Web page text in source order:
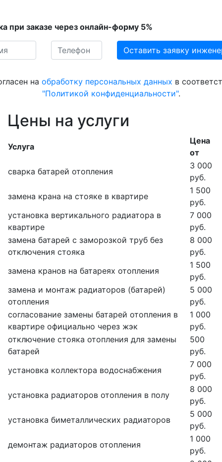
при заказе через онлайн-форму 5%
на обработку персональных данных в
"Политикой конфиденциальности".
Цены на услуги
Услуга
Цена
от
сварка батарей отопления
3 000
руб.
замена крана на стояке в квартире
1 500
руб.
установка вертикального радиатора в
квартире
7 000
руб.
замена батарей с заморозкой труб без
отключения стояка
8 000
руб.
замена кранов на батареях отопления
1 500
руб.
замена и монтаж радиаторов (батарей)
отопления
5 000
руб.
согласование замены батарей отопления в
квартире официально через жэк
1 000
руб.
отключение стояка отопления для замены
батарей
500
руб.
установка коллектора водоснабжения
7 000
руб.
установка радиаторов отопления в полу
8 000
руб.
установка биметаллических радиаторов
5 000
руб.
демонтаж радиаторов отопления
1 000
руб.